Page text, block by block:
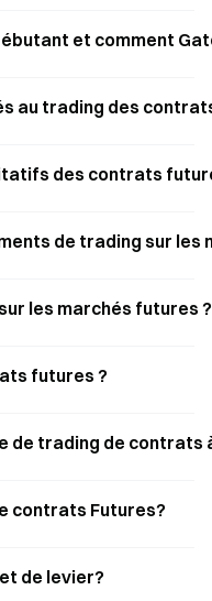
et comment
au trading des
des contrats
de trading sur les
les marchés futures ?
futures ?
de trading de contrats
contrats Futures?
de levier?